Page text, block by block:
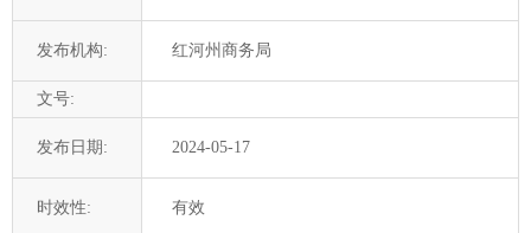
发布机构: 红河州商务局
文号:
发布日期: 2024-05-17
时效性: 有效